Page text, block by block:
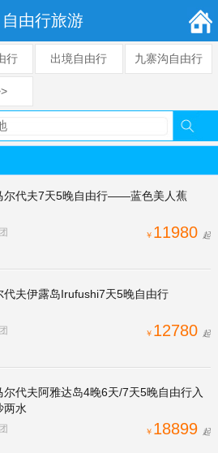
自由行旅游
行 出境自由行 九寨沟自由行
尔代夫7天5晚自由行——蓝色美人蕉
￥ 11980
起
代夫伊露岛Irufushi7天5晚自由行
￥ 12780
起
尔代夫阿雅达岛4晚6天/7天5晚自由行入
两水
￥ 18899 起